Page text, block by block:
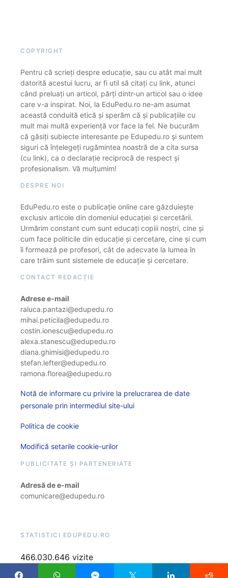
COPYRIGHT
Pentru că scrieți despre educație, sau cu atât mai mult
datorită acestui lucru, ar fi util să citați cu link, atunci
când preluați un articol, părți dintr-un articol sau o idee
care v-a inspirat. Noi, la EduPedu.ro ne-am asumat
această conduită etică și sperăm că și publicațiile cu
mult mai multă experiență vor face la fel. Ne bucurăm
că găsiți subiecte interesante pe Edupedu.ro și suntem
siguri că înțelegeți rugămintea noastră de a cita sursa
(cu link), ca o declarație reciprocă de respect și
profesionalism. Vă mulțumim!
DESPRE NOI
EduPedu.ro este o publicație online care găzduiește
exclusiv articole din domeniul educației și cercetării.
Urmărim constant cum sunt educați copiii noștri, cine și
cum face politicile din educație și cercetare, cine și cum
îi formează pe profesori, cât de adecvate la lumea în
care trăim sunt sistemele de educație și cercetare.
CONTACT REDACȚIE
Adrese e-mail
raluca.pantazi@edupedu.ro
mihai.peticila@edupedu.ro
costin.ionescu@edupedu.ro
alexa.stanescu@edupedu.ro
diana.ghimisi@edupedu.ro
stefan.lefter@edupedu.ro
ramona.florea@edupedu.ro
Notă de informare cu privire la prelucrarea de date
personale prin intermediul site-ului
Politica de cookie
Modifică setarile cookie-urilor
PUBLICITATE ȘI PARTENERIATE
Adresă de e-mail
comunicare@edupedu.ro
STATISTICI EDUPEDU.RO
466.030.646 vizite